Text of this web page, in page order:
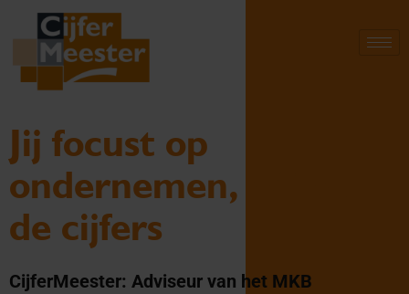
Jij focust op
ondernemen, wij op
de cijfers
CijferMeester: Adviseur van het MKB